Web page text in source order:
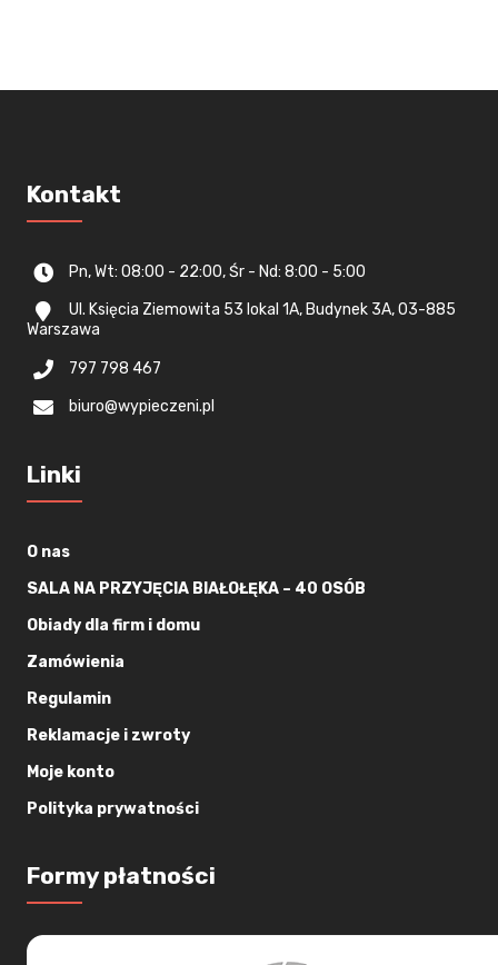
Kontakt
Pn, Wt: 08:00 - 22:00, Śr - Nd: 8:00 - 5:00
Ul. Księcia Ziemowita 53 lokal 1A, Budynek 3A, 03-885
Warszawa
797 798 467
biuro@wypieczeni.pl
Linki
O nas
SALA NA PRZYJĘCIA BIAŁOŁĘKA – 40 OSÓB
Obiady dla firm i domu
Zamówienia
Regulamin
Reklamacje i zwroty
Moje konto
Polityka prywatności
Formy płatności